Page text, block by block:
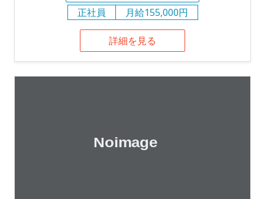
正社員
月給155,000円
詳細を見る